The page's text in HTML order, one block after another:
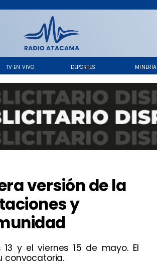
TV EN VIVO DEPORTES MINERÍA
versión de la
y
y el viernes 15 de mayo. El
convocatoria.